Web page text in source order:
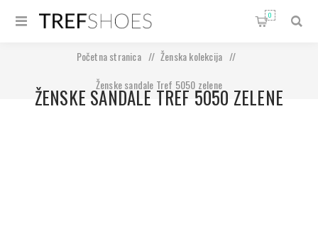
0
Početna stranica / Ženska kolekcija
/
Ženske sandale Tref 5050 zelene
ŽENSKE SANDALE TREF 5050 ZELENE